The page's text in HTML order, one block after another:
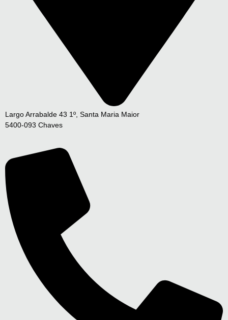
Largo Arrabalde 43 1º, Santa Maria Maior
5400-093 Chaves